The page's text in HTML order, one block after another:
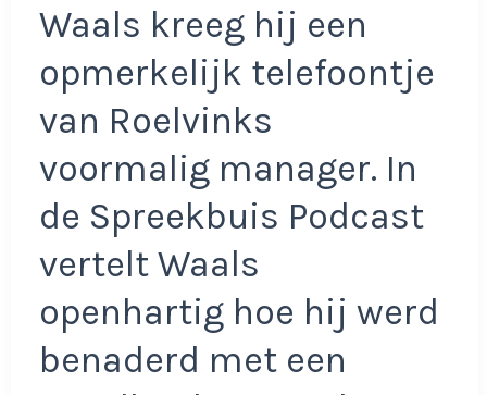
Waals kreeg hij een
opmerkelijk telefoontje
van Roelvinks
voormalig manager. In
de Spreekbuis Podcast
vertelt Waals
openhartig hoe hij werd
benaderd met een